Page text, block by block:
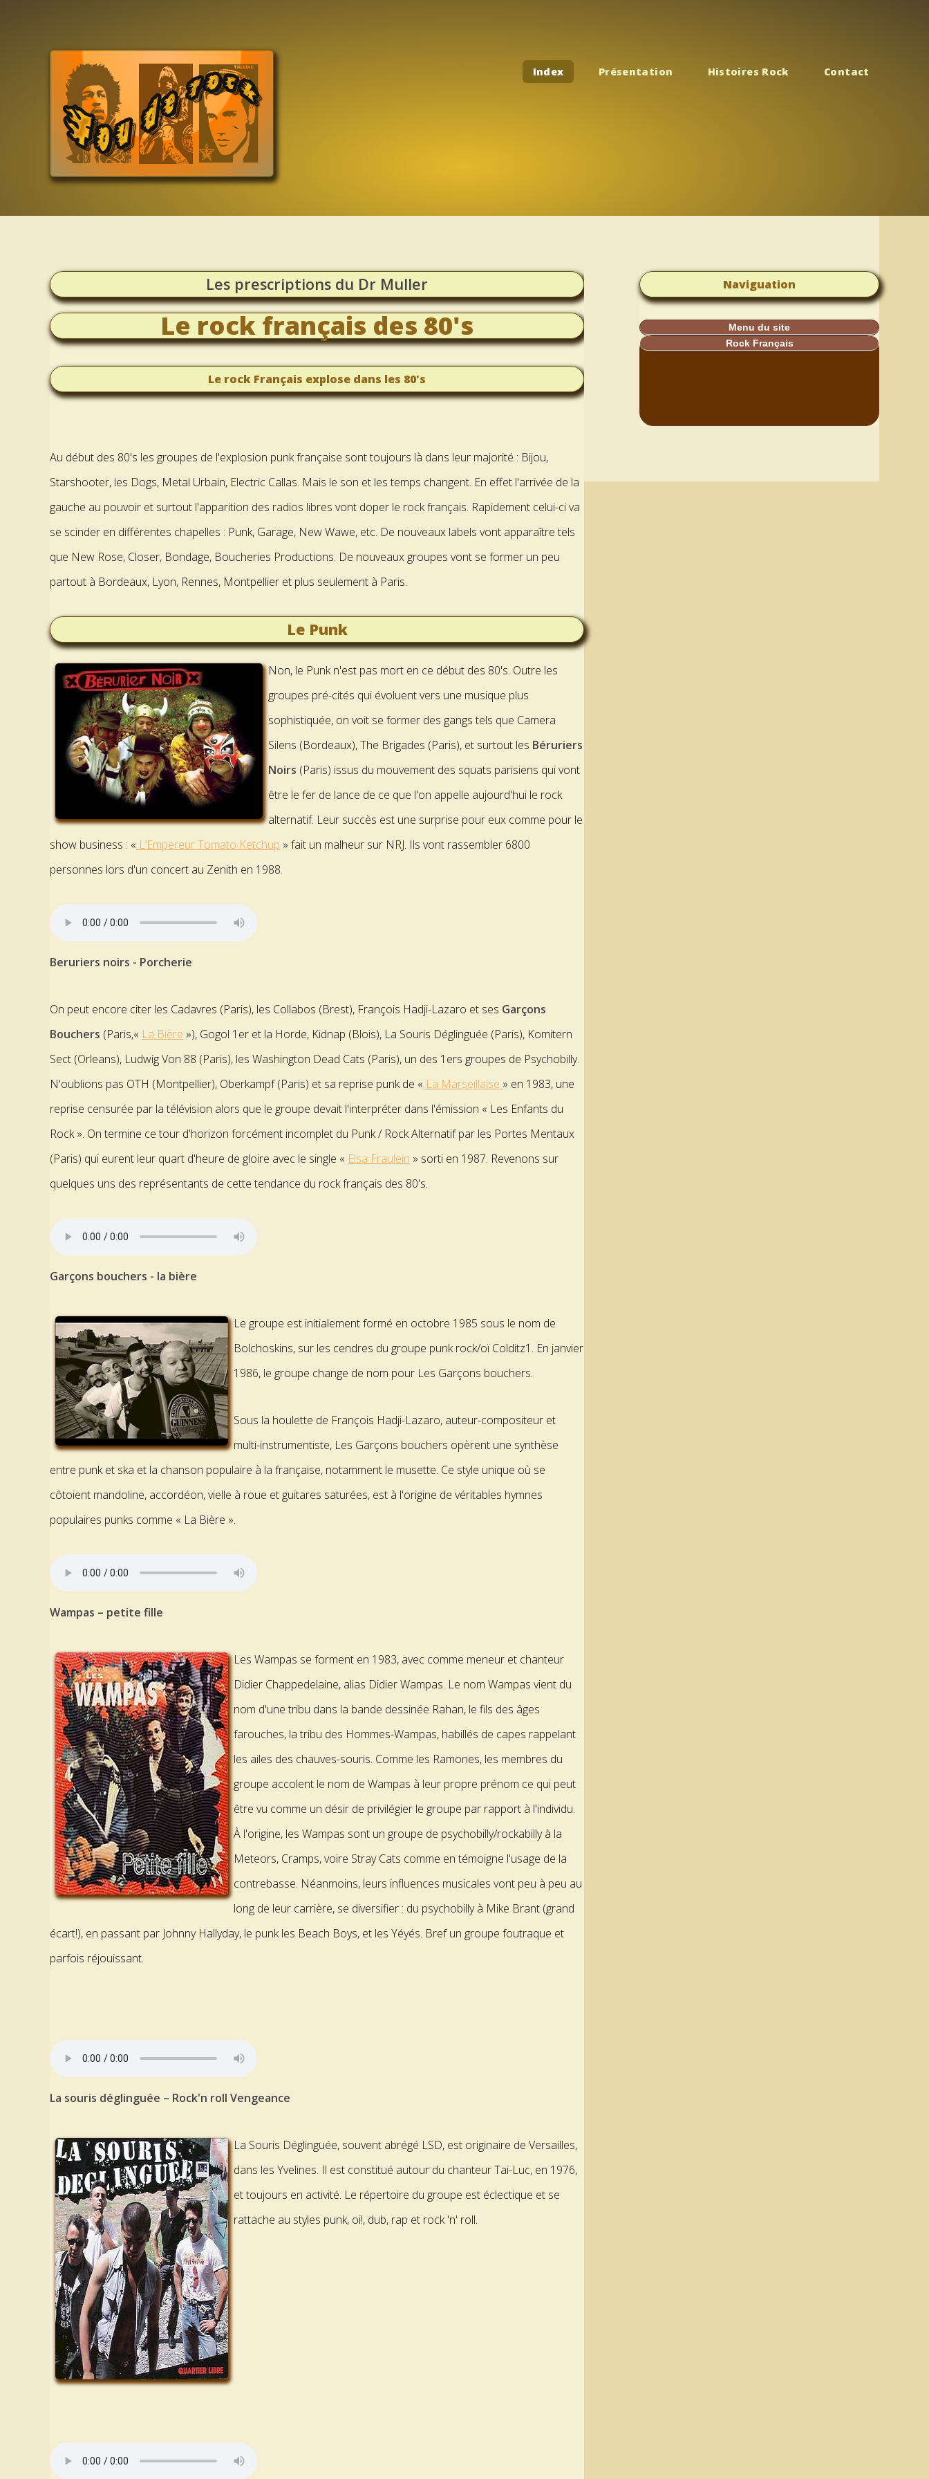
Index Présentation Histoires Rock Contact
Les prescriptions du Dr Muller
Le rock français des 80's
Le rock Français explose dans les 80's
Au début des 80's les groupes de l'explosion punk française sont toujours là dans leur majorité : Bijou,
Starshooter, les Dogs, Metal Urbain, Electric Callas. Mais le son et les temps changent. En effet l'arrivée de la
gauche au pouvoir et surtout l'apparition des radios libres vont doper le rock français. Rapidement celui-ci va
se scinder en différentes chapelles : Punk, Garage, New Wawe, etc. De nouveaux labels vont apparaître tels
que New Rose, Closer, Bondage, Boucheries Productions. De nouveaux groupes vont se former un peu
partout à Bordeaux, Lyon, Rennes, Montpellier et plus seulement à Paris.
Le Punk
Non, le Punk n'est pas mort en ce début des 80's. Outre les
groupes pré-cités qui évoluent vers une musique plus
sophistiquée, on voit se former des gangs tels que Camera
Silens (Bordeaux), The Brigades (Paris), et surtout les Béruriers
Noirs (Paris) issus du mouvement des squats parisiens qui vont
être le fer de lance de ce que l'on appelle aujourd'hui le rock
alternatif. Leur succès est une surprise pour eux comme pour le
show business : « L’Empereur Tomato Ketchup » fait un malheur sur NRJ. Ils vont rassembler 6800
personnes lors d'un concert au Zenith en 1988.
Beruriers noirs - Porcherie
On peut encore citer les Cadavres (Paris), les Collabos (Brest), François Hadji-Lazaro et ses Garçons
Bouchers (Paris,« La Bière »), Gogol 1er et la Horde, Kidnap (Blois), La Souris Déglinguée (Paris), Komitern
Sect (Orleans), Ludwig Von 88 (Paris), les Washington Dead Cats (Paris), un des 1ers groupes de Psychobilly.
N'oublions pas OTH (Montpellier), Oberkampf (Paris) et sa reprise punk de « La Marseillaise » en 1983, une
reprise censurée par la télévision alors que le groupe devait l'interpréter dans l'émission « Les Enfants du
Rock ». On termine ce tour d'horizon forcément incomplet du Punk / Rock Alternatif par les Portes Mentaux
(Paris) qui eurent leur quart d'heure de gloire avec le single « Elsa Fraulein » sorti en 1987. Revenons sur
quelques uns des représentants de cette tendance du rock français des 80's.
Garçons bouchers - la bière
Le groupe est initialement formé en octobre 1985 sous le nom de
Bolchoskins, sur les cendres du groupe punk rock/oï Colditz1. En janvier
1986, le groupe change de nom pour Les Garçons bouchers.
Sous la houlette de François Hadji-Lazaro, auteur-compositeur et
multi-instrumentiste, Les Garçons bouchers opèrent une synthèse
entre punk et ska et la chanson populaire à la française, notamment le musette. Ce style unique où se
côtoient mandoline, accordéon, vielle à roue et guitares saturées, est à l'origine de véritables hymnes
populaires punks comme « La Bière ».
Wampas – petite fille
Les Wampas se forment en 1983, avec comme meneur et chanteur
Didier Chappedelaine, alias Didier Wampas. Le nom Wampas vient du
nom d'une tribu dans la bande dessinée Rahan, le fils des âges
farouches, la tribu des Hommes-Wampas, habillés de capes rappelant
les ailes des chauves-souris. Comme les Ramones, les membres du
groupe accolent le nom de Wampas à leur propre prénom ce qui peut
être vu comme un désir de privilégier le groupe par rapport à l'individu.
À l'origine, les Wampas sont un groupe de psychobilly/rockabilly à la
Meteors, Cramps, voire Stray Cats comme en témoigne l'usage de la
contrebasse. Néanmoins, leurs influences musicales vont peu à peu au
long de leur carrière, se diversifier : du psychobilly à Mike Brant (grand
écart!), en passant par Johnny Hallyday, le punk les Beach Boys, et les Yéyés. Bref un groupe foutraque et
parfois réjouissant.
La souris déglinguée – Rock'n roll Vengeance
La Souris Déglinguée, souvent abrégé LSD, est originaire de Versailles,
dans les Yvelines. Il est constitué autour du chanteur Tai-Luc, en 1976,
et toujours en activité. Le répertoire du groupe est éclectique et se
rattache au styles punk, oi!, dub, rap et rock 'n' roll.
Naviguation
Menu du site
Rock Français